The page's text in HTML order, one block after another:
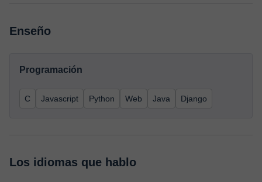
Enseño
Programación
C Javascript Python Web Java Django
Los idiomas que hablo